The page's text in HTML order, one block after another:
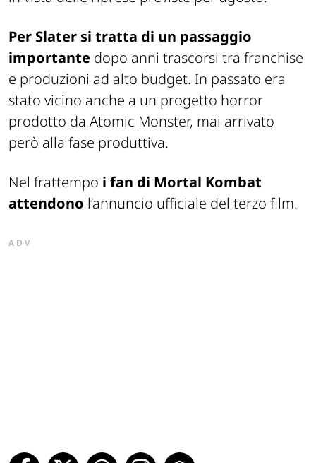
Per Slater si tratta di un passaggio
importante dopo anni trascorsi tra franchise
e produzioni ad alto budget. In passato era
stato vicino anche a un progetto horror
prodotto da Atomic Monster, mai arrivato
però alla fase produttiva.
Nel frattempo i fan di Mortal Kombat
attendono l’annuncio ufficiale del terzo film.
ADV